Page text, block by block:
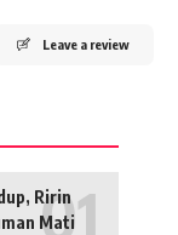
Leave a review
Ririn
Mati